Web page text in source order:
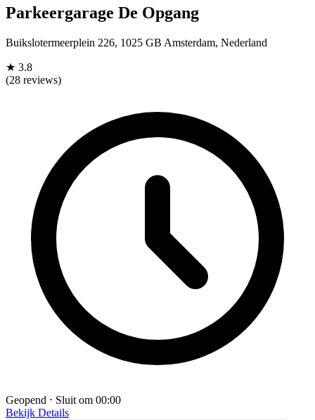
Parkeergarage De Opgang
Buikslotermeerplein 226, 1025 GB Amsterdam, Nederland
★ 3.8
(28 reviews)
Geopend ⋅ Sluit om 00:00
Bekijk Details